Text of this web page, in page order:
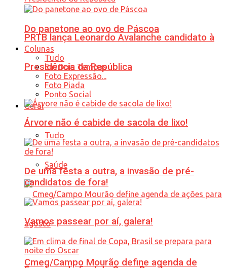
PRTB lança Leonardo Avalanche candidato à
Presidência da República
Geral
Tudo
Saúde
Cmeg/Campo Mourão define agenda de
Do panetone ao ovo de Páscoa
Colunas
Tudo
Em Dois Tempos
Foto Expressão...
Foto Piada
Ponto Social
Árvore não é cabide de sacola de lixo!
De uma festa a outra, a invasão de pré-
candidatos de fora!
Vamos passear por aí, galera!